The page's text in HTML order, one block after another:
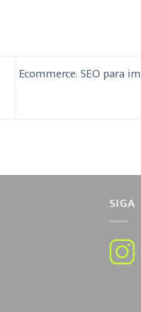
Ecommerce: SEO para
SIGA